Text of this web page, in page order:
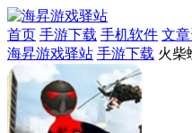
首页 手游下载 手机软件 文
海昇游戏驿站 手游下载 火柴